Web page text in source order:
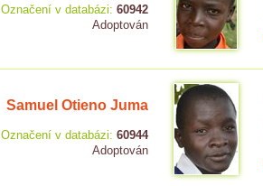
Označení v databázi: 60942
Adoptován
Samuel Otieno Juma
Označení v databázi: 60944
Adoptován